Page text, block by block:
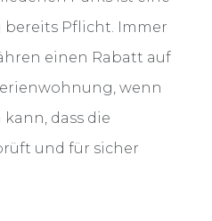
Pflicht. Immer
einen Rabatt auf
wenn
dass die
und für sicher